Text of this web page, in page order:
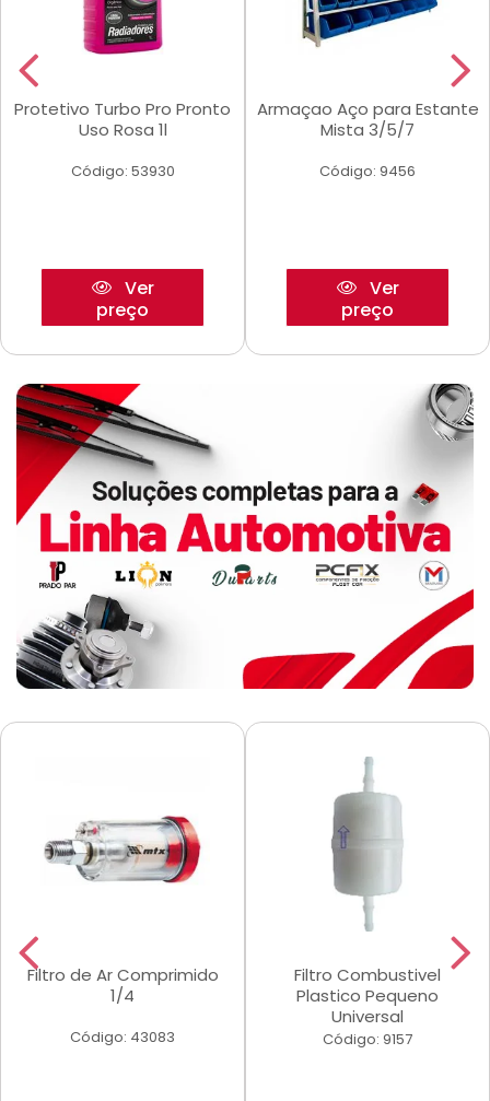
Protetivo Turbo Pro Pronto
Uso Rosa 1l
Código: 53930
Ver
preço
Armaçao Aço para Estante
Mista 3/5/7
Código: 9456
Ver
preço
Filtro de Ar Comprimido
1/4
Código: 43083
Filtro Combustivel
Plastico Pequeno
Universal
Código: 9157